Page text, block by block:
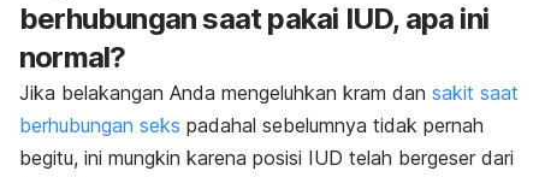
berhubungan saat pakai IUD, apa ini
normal?
Jika belakangan Anda mengeluhkan kram dan sakit saat
berhubungan seks padahal sebelumnya tidak pernah
begitu, ini mungkin karena posisi IUD telah bergeser dari